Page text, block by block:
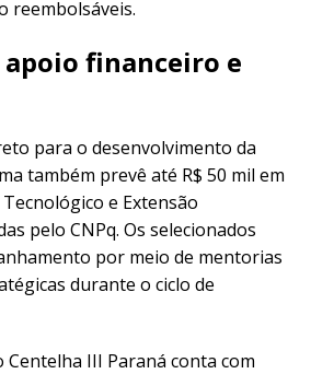
reembolsáveis.
financeiro e
para o desenvolvimento da
também prevê até R$ 50 mil em
e Extensão
pelo CNPq. Os selecionados
por meio de mentorias
durante o ciclo de
III Paraná conta com